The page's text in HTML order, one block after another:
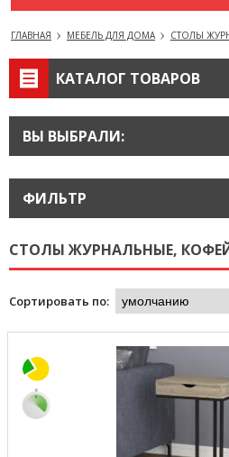
ГЛАВНАЯ МЕБЕЛЬ ДЛЯ ДОМА СТОЛЫ
КАТАЛОГ ТОВАРОВ
ВЫ ВЫБРАЛИ:
ФИЛЬТР
СТОЛЫ ЖУРНАЛЬНЫЕ,
Сортировать по: